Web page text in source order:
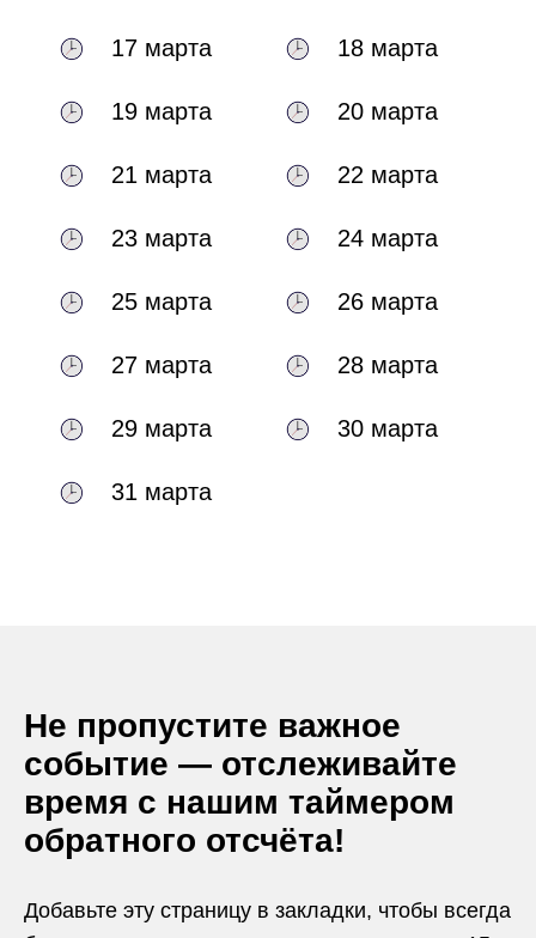
17 марта 18 марта
19 марта 20 марта
21 марта 22 марта
23 марта 24 марта
25 марта 26 марта
27 марта 28 марта
29 марта 30 марта
31 марта
Не пропустите важное
событие — отслеживайте
время с нашим таймером
обратного отсчёта!
Добавьте эту страницу в закладки, чтобы всегда